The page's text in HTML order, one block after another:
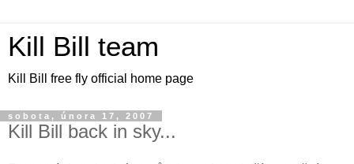
Kill Bill team
Kill Bill free fly official home page
sobota, února 17, 2007
Kill Bill back in sky...